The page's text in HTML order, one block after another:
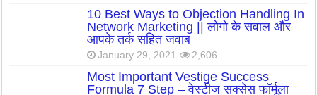
10 Best Ways to Objection Handling In
Network Marketing || लोगो के सवाल और
आपके तर्क सहित जवाब
January 29, 2021 2,606
Most Important Vestige Success
Formula 7 Step – वेस्टीज सक्सेस फॉर्मूला